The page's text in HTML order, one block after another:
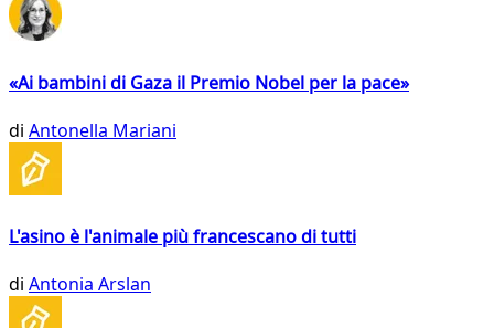
«Ai bambini di Gaza il Premio Nobel per la pace»
di Antonella Mariani
L'asino è l'animale più francescano di tutti
di Antonia Arslan